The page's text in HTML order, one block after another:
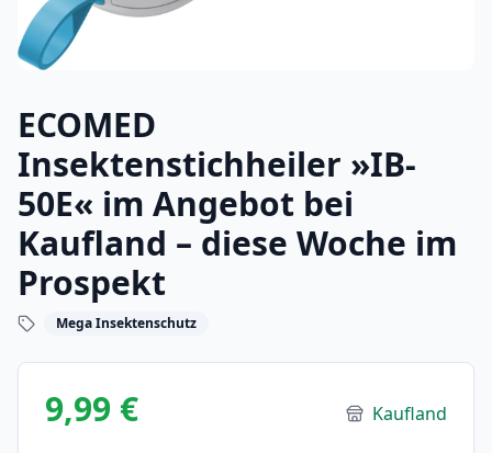
ECOMED
Insektenstichheiler »IB-
50E« im Angebot bei
Kaufland – diese Woche im
Prospekt
Mega Insektenschutz
9,99 € Kaufland